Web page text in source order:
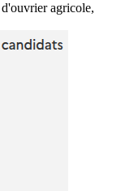
agricole,